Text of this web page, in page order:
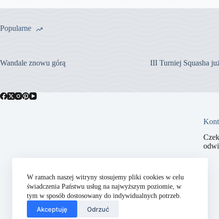
W ramach naszej witryny stosujemy pliki cookies w celu
świadczenia Państwu usług na najwyższym poziomie, w
tym w sposób dostosowany do indywidualnych potrzeb.
Akceptuję Odrzuć
Popularne
Wandale znowu górą III Turniej Squasha